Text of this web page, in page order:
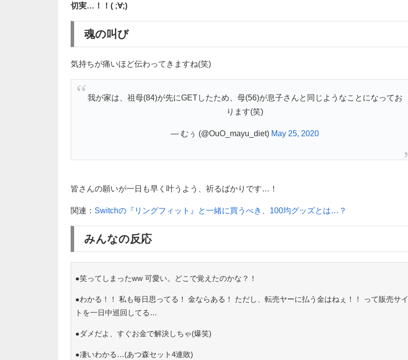
切実…！！( ;∀;)
魂の叫び
気持ちが痛いほど伝わってきますね(笑)
我が家は、祖母(84)が先にGETしたため、母(56)が息子さんと同じようなことになってお
ります(笑)
— むぅ (@OuO_mayu_diet) May 25, 2020
皆さんの願いが一日も早く叶うよう、祈るばかりです…！
関連： Switchの『リングフィット』と一緒に買うべき、100均グッズとは…？
みんなの反応
●笑ってしまったww 可愛い。どこで覚えたのかな？！
●わかる！！ 私も毎日思ってる！ 金ならある！ ただし、転売ヤーに払う金はねぇ！！ って販売サイ
トを一日中巡回してる…
●ダメだよ、すぐお金で解決しちゃ(爆笑)
●凄いわかる…(あつ森セット4連敗)